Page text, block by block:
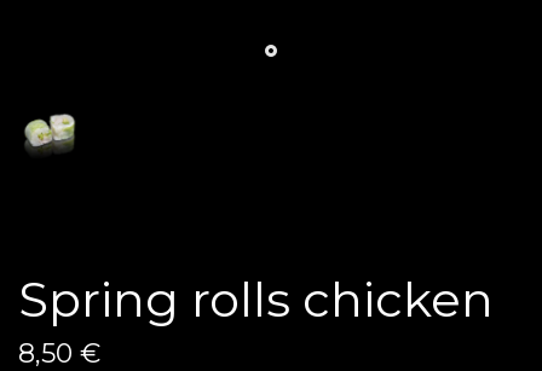
Spring rolls chicken
8,50 €